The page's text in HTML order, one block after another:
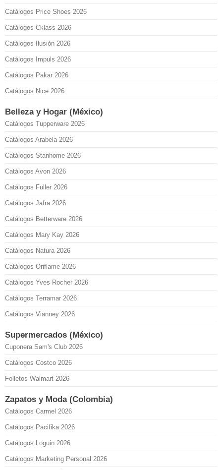
Catálogos Price Shoes 2026
Catálogos Cklass 2026
Catálogos Ilusión 2026
Catálogos Impuls 2026
Catálogos Pakar 2026
Catálogos Nice 2026
Belleza y Hogar (México)
Catálogos Tupperware 2026
Catálogos Arabela 2026
Catálogos Stanhome 2026
Catálogos Avon 2026
Catálogos Fuller 2026
Catálogos Jafra 2026
Catálogos Betterware 2026
Catálogos Mary Kay 2026
Catálogos Natura 2026
Catálogos Oriflame 2026
Catálogos Yves Rocher 2026
Catálogos Terramar 2026
Catálogos Vianney 2026
Supermercados (México)
Cuponera Sam's Club 2026
Catálogos Costco 2026
Folletos Walmart 2026
Zapatos y Moda (Colombia)
Catálogos Carmel 2026
Catálogos Pacifika 2026
Catálogos Loguin 2026
Catálogos Marketing Personal 2026